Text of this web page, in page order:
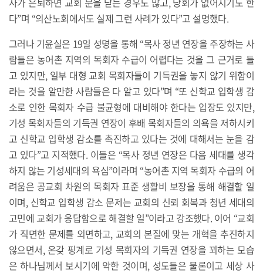
다”며 “의산노회에서도 실제 그런 사례가 있다”고 설명했다.
그러나 기윤실은 19일 성명을 통해 “목사 정년 연장을 주장하는 사
람들은 농어촌 지역의 목회자 수급이 어렵다는 것을 그 근거로 들
고 있지만, 일부 대형 교회 목회자들이 기득권을 놓지 않기 위함이
라는 것을 알만한 사람들은 다 알고 있다”며 “또 신학교 입학생 감
소로 인한 목회자 수급 불균형에 대비해야 한다는 입장도 있지만,
기성 목회자들의 기득권 연장이 후배 목회자들의 의욕을 저하시키
고 신학교 입학생 감소를 촉진하고 있다는 것에 대해서는 눈을 감
고 있다”고 지적했다. 이들은 “목사 정년 연장은 다음 세대를 생각
하지 않는 기성세대의 욕심”이라며 “농어촌 지역 목회자 수급의 어
려움은 공교회 차원의 목회자 표준 생활비 보장을 통해 해결할 일
이며, 신학교 입학생 감소 문제는 교회의 신뢰 회복과 청년 세대의
고민에 교회가 응답함으로 해결할 일”이라고 강조했다. 이어 “교회
가 직면한 문제를 외면하고, 교회의 본질에 맞는 개혁을 추진하지
않으면서, 온갖 핑계로 기성 목회자의 기득권 연장을 꾀하는 모습
은 하나님께서 보시기에 악한 것이며, 성도들은 물론이고 세상 사